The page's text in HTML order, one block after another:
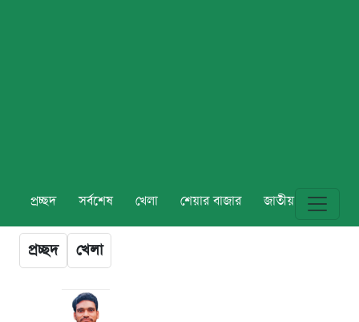
প্রচ্ছদ সর্বশেষ খেলা শেয়ার বাজার জাতীয় বিশ্ব
প্রচ্ছদ খেলা